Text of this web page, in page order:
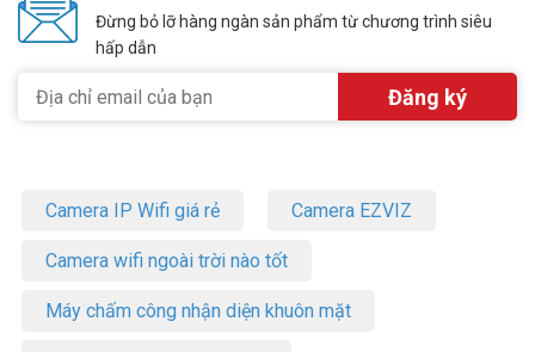
Đừng bỏ lỡ hàng ngàn sản phẩm từ chương trình siêu
hấp dẫn
Camera IP Wifi giá rẻ Camera EZVIZ
Camera wifi ngoài trời nào tốt
Máy chấm công nhận diện khuôn mặt